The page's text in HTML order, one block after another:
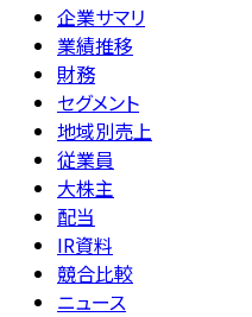
企業サマリ
業績推移
財務
セグメント
地域別売上
従業員
大株主
配当
IR資料
競合比較
ニュース